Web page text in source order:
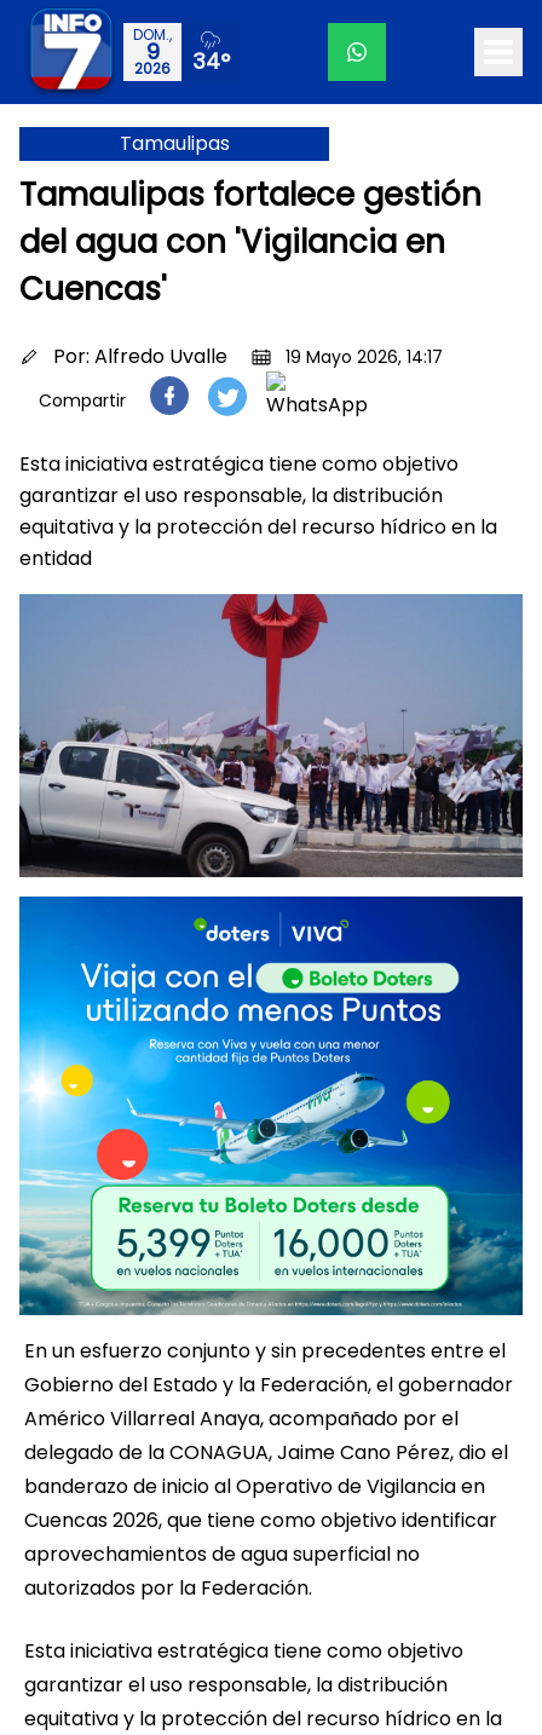
DOM.,
9
2026 34°
Tamaulipas
Tamaulipas fortalece gestión
del agua con 'Vigilancia en
Cuencas'
Por: Alfredo Uvalle
19 Mayo 2026, 14:17
Compartir
Esta iniciativa estratégica tiene como objetivo
garantizar el uso responsable, la distribución
equitativa y la protección del recurso hídrico en la
entidad
En un esfuerzo conjunto y sin precedentes entre el
Gobierno del Estado y la Federación, el gobernador
Américo Villarreal Anaya, acompañado por el
delegado de la CONAGUA, Jaime Cano Pérez, dio el
banderazo de inicio al Operativo de Vigilancia en
Cuencas 2026, que tiene como objetivo identificar
aprovechamientos de agua superficial no
autorizados por la Federación.
Esta iniciativa estratégica tiene como objetivo
garantizar el uso responsable, la distribución
equitativa y la protección del recurso hídrico en la